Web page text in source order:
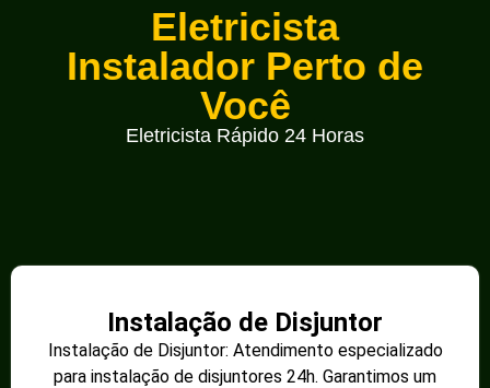
Eletricista
Instalador Perto de
Você
Eletricista Rápido 24 Horas
Instalação de Disjuntor
Instalação de Disjuntor: Atendimento especializado
para instalação de disjuntores 24h. Garantimos um